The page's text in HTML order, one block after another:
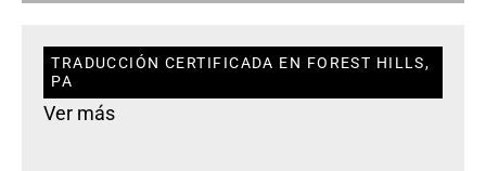
TRADUCCIÓN CERTIFICADA EN FOREST HILLS,
PA
Ver más